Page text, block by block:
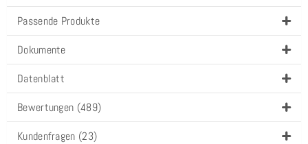
Passende Produkte
Dokumente
Datenblatt
Bewertungen (489)
Kundenfragen (23)